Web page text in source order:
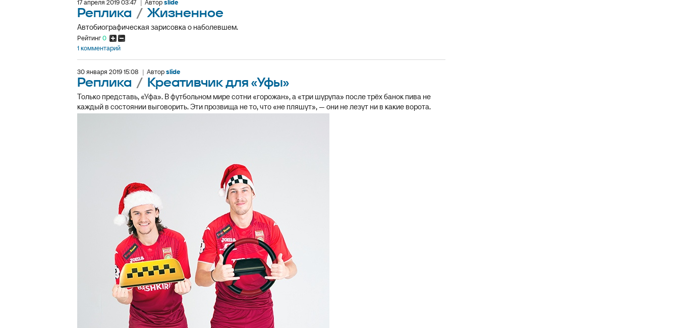
17 апреля 2019 03:47 | Авторslide
Реплика / Жизненное
Автобиографическая зарисовка о наболевшем.
Рейтинг0
1 комментарий
30 января 2019 15:08 | Авторslide
Реплика / Креативчик для «Уфы»
Только представь, «Уфа». В футбольном мире сотни «горожан», а «три шурупа» после трёх банок пива не
каждый в состоянии выговорить. Эти прозвища не то, что «не пляшут», — они не лезут ни в какие ворота.